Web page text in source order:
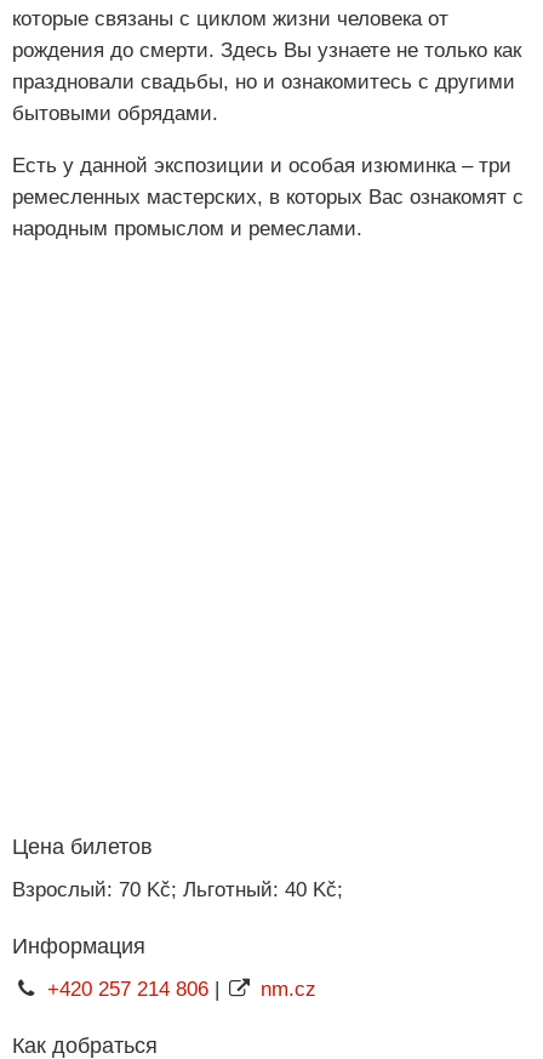
которые связаны с циклом жизни человека от
рождения до смерти. Здесь Вы узнаете не только как
праздновали свадьбы, но и ознакомитесь с другими
бытовыми обрядами.
Есть у данной экспозиции и особая изюминка – три
ремесленных мастерских, в которых Вас ознакомят с
народным промыслом и ремеслами.
Цена билетов
Взрослый: 70 Kč; Льготный: 40 Kč;
Информация
+420 257 214 806| nm.cz
Как добраться